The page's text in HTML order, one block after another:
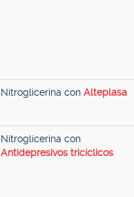
Nitroglicerina con Alteplasa
Nitroglicerina con
Antidepresivos tricíclicos